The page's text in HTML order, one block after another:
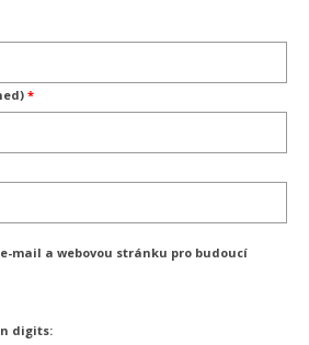
*
mail a webovou stránku pro budoucí
digits: